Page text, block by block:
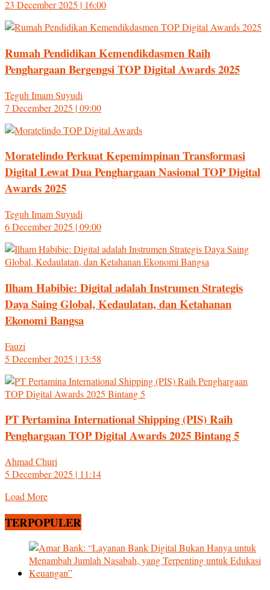
23 December 2025 | 16:00
Rumah Pendidikan Kemendikdasmen Raih
Penghargaan Bergengsi TOP Digital Awards 2025
Teguh Imam Suyudi
7 December 2025 | 09:00
Moratelindo Perkuat Kepemimpinan Transformasi
Digital Lewat Dua Penghargaan Nasional TOP Digital
Awards 2025
Teguh Imam Suyudi
6 December 2025 | 09:00
Ilham Habibie: Digital adalah Instrumen Strategis
Daya Saing Global, Kedaulatan, dan Ketahanan
Ekonomi Bangsa
Fauzi
5 December 2025 | 13:58
PT Pertamina International Shipping (PIS) Raih
Penghargaan TOP Digital Awards 2025 Bintang 5
Ahmad Churi
5 December 2025 | 11:14
Load More
TERPOPULER